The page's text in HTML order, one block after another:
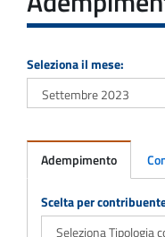
Seleziona il mese:
Adempimento
Adempimento
Scelta per